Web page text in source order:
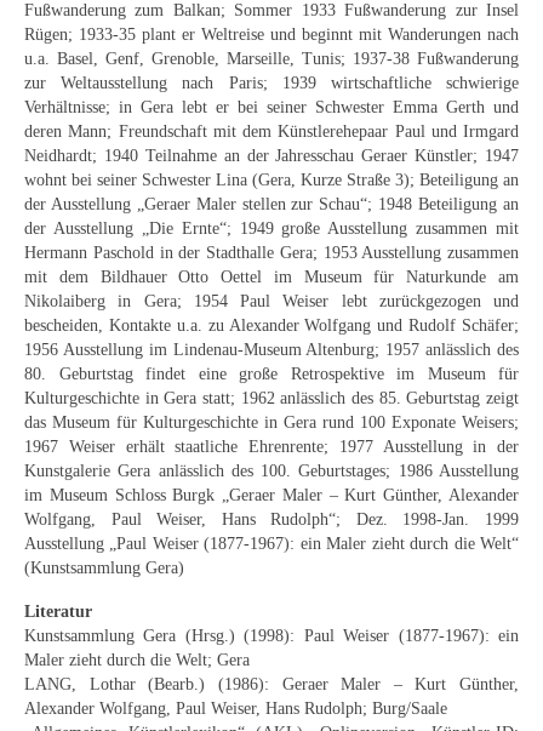
Themenflyer: Richild Holt
Themenflyer: Ernst Geitlinger
Themenflyer: Michel Wagner
Weitere Themenflyer
Buchempfehlungen
Richild Holt – Farbe und Linie
Theodor Zeller (1900-1986) Maler und
Visionär
Walter Becker (1893-1984) Malerei und Grafik
Der Maler Richard Sprick (1901-1976)
Suche
Über Uns
Kontakt
Publikationsliste
Über Uns
Fußwanderung zum Balkan; Sommer 1933 Fußwanderung zur Insel
Rügen; 1933-35 plant er Weltreise und beginnt mit Wanderungen nach
u.a. Basel, Genf, Grenoble, Marseille, Tunis; 1937-38 Fußwanderung
zur Weltausstellung nach Paris; 1939 wirtschaftliche schwierige
Verhältnisse; in Gera lebt er bei seiner Schwester Emma Gerth und
deren Mann; Freundschaft mit dem Künstlerehepaar Paul und Irmgard
Neidhardt; 1940 Teilnahme an der Jahresschau Geraer Künstler; 1947
wohnt bei seiner Schwester Lina (Gera, Kurze Straße 3); Beteiligung an
der Ausstellung „Geraer Maler stellen zur Schau“; 1948 Beteiligung an
der Ausstellung „Die Ernte“; 1949 große Ausstellung zusammen mit
Hermann Paschold in der Stadthalle Gera; 1953 Ausstellung zusammen
mit dem Bildhauer Otto Oettel im Museum für Naturkunde am
Nikolaiberg in Gera; 1954 Paul Weiser lebt zurückgezogen und
bescheiden, Kontakte u.a. zu Alexander Wolfgang und Rudolf Schäfer;
1956 Ausstellung im Lindenau-Museum Altenburg; 1957 anlässlich des
80. Geburtstag findet eine große Retrospektive im Museum für
Kulturgeschichte in Gera statt; 1962 anlässlich des 85. Geburtstag zeigt
das Museum für Kulturgeschichte in Gera rund 100 Exponate Weisers;
1967 Weiser erhält staatliche Ehrenrente; 1977 Ausstellung in der
Kunstgalerie Gera anlässlich des 100. Geburtstages; 1986 Ausstellung
im Museum Schloss Burgk „Geraer Maler – Kurt Günther, Alexander
Wolfgang, Paul Weiser, Hans Rudolph“; Dez. 1998-Jan. 1999
Ausstellung „Paul Weiser (1877-1967): ein Maler zieht durch die Welt“
(Kunstsammlung Gera)
Literatur
Kunstsammlung Gera (Hrsg.) (1998): Paul Weiser (1877-1967): ein
Maler zieht durch die Welt; Gera
LANG, Lothar (Bearb.) (1986): Geraer Maler – Kurt Günther,
Alexander Wolfgang, Paul Weiser, Hans Rudolph; Burg/Saale